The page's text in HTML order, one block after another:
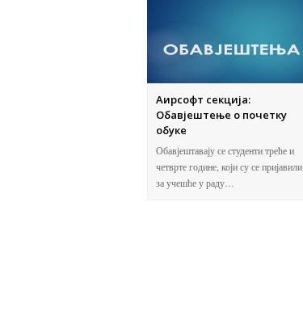
Аирсофт секција:
Обавјештење о почетку
обуке
Обавјештавају се студенти треће и
четврте године, који су се пријавили
за учешће у раду…